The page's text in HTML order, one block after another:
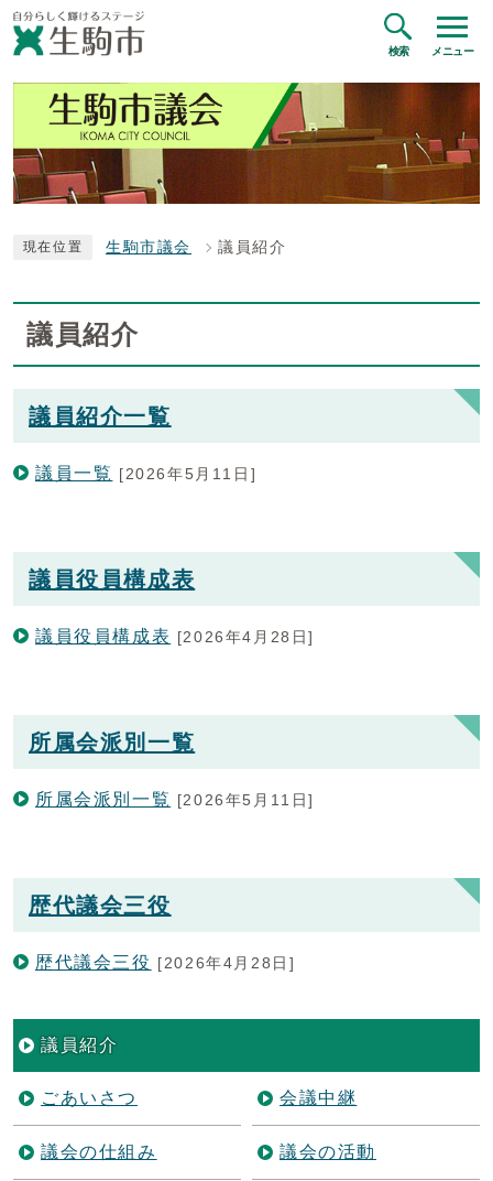
検索 メニュー
現在位置 生駒市議会 議員紹介
議員紹介
議員紹介一覧
議員一覧 [2026年5月11日]
議員役員構成表
議員役員構成表 [2026年4月28日]
所属会派別一覧
所属会派別一覧 [2026年5月11日]
歴代議会三役
歴代議会三役 [2026年4月28日]
議員紹介
ごあいさつ 会議中継
議会の仕組み 議会の活動